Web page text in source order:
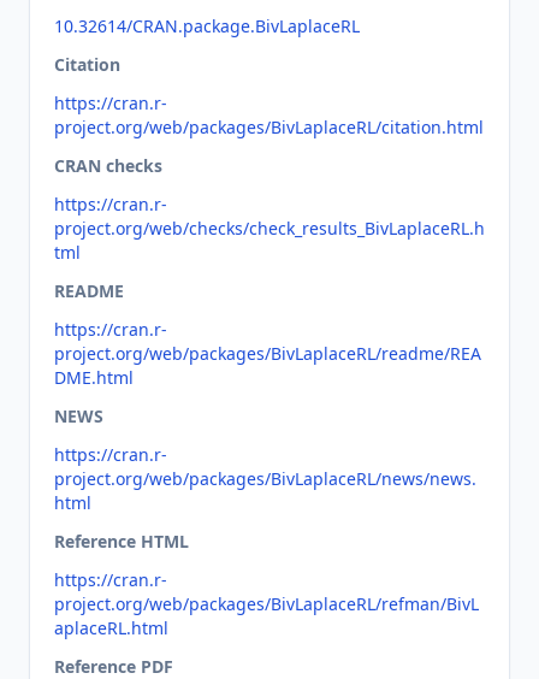
10.32614/CRAN.package.BivLaplaceRL
Citation
https://cran.r-
project.org/web/packages/BivLaplaceRL/citation.html
CRAN checks
https://cran.r-
project.org/web/checks/check_results_BivLaplaceRL.h
tml
README
https://cran.r-
project.org/web/packages/BivLaplaceRL/readme/REA
DME.html
NEWS
https://cran.r-
project.org/web/packages/BivLaplaceRL/news/news.
html
Reference HTML
https://cran.r-
project.org/web/packages/BivLaplaceRL/refman/BivL
aplaceRL.html
Reference PDF